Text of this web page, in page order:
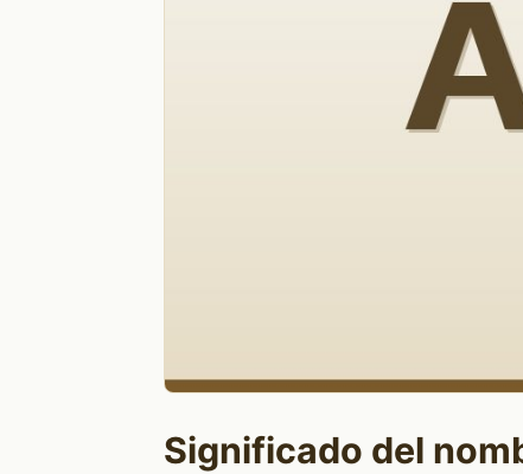
Significado del